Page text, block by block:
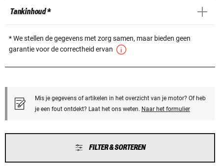
Tankinhoud *
* We stellen de gegevens met zorg samen, maar bieden geen
garantie voor de correctheid ervan
Mis je gegevens of artikelen in het overzicht van je motor? Of heb
je een fout ontdekt? Laat het ons weten. Naar het formulier
FILTER & SORTEREN